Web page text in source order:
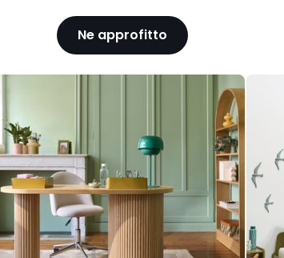
Ne approfitto